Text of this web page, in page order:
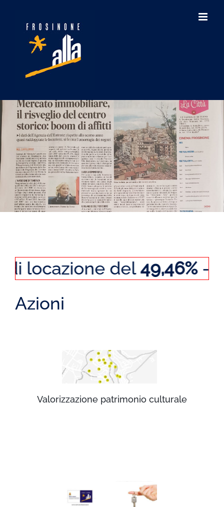
del49,46%-
Azioni
Valorizzazione patrimonio culturale